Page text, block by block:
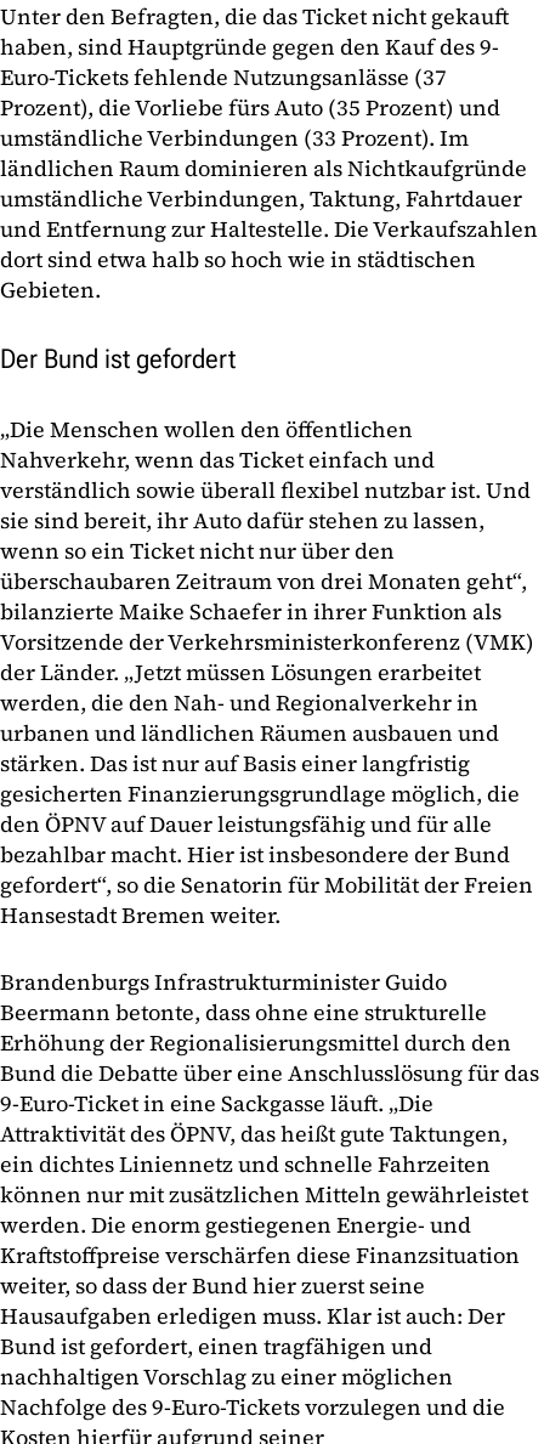
Unter den Befragten, die das Ticket nicht gekauft
haben, sind Hauptgründe gegen den Kauf des 9-
Euro-Tickets fehlende Nutzungsanlässe (37
Prozent), die Vorliebe fürs Auto (35 Prozent) und
umständliche Verbindungen (33 Prozent). Im
ländlichen Raum dominieren als Nichtkaufgründe
umständliche Verbindungen, Taktung, Fahrtdauer
und Entfernung zur Haltestelle. Die Verkaufszahlen
dort sind etwa halb so hoch wie in städtischen
Gebieten.
Der Bund ist gefordert
„Die Menschen wollen den öffentlichen
Nahverkehr, wenn das Ticket einfach und
verständlich sowie überall flexibel nutzbar ist. Und
sie sind bereit, ihr Auto dafür stehen zu lassen,
wenn so ein Ticket nicht nur über den
überschaubaren Zeitraum von drei Monaten geht“,
bilanzierte Maike Schaefer in ihrer Funktion als
Vorsitzende der Verkehrsministerkonferenz (VMK)
der Länder. „Jetzt müssen Lösungen erarbeitet
werden, die den Nah- und Regionalverkehr in
urbanen und ländlichen Räumen ausbauen und
stärken. Das ist nur auf Basis einer langfristig
gesicherten Finanzierungsgrundlage möglich, die
den ÖPNV auf Dauer leistungsfähig und für alle
bezahlbar macht. Hier ist insbesondere der Bund
gefordert“, so die Senatorin für Mobilität der Freien
Hansestadt Bremen weiter.
Brandenburgs Infrastrukturminister Guido
Beermann betonte, dass ohne eine strukturelle
Erhöhung der Regionalisierungsmittel durch den
Bund die Debatte über eine Anschlusslösung für das
9-Euro-Ticket in eine Sackgasse läuft. „Die
Attraktivität des ÖPNV, das heißt gute Taktungen,
ein dichtes Liniennetz und schnelle Fahrzeiten
können nur mit zusätzlichen Mitteln gewährleistet
werden. Die enorm gestiegenen Energie- und
Kraftstoffpreise verschärfen diese Finanzsituation
weiter, so dass der Bund hier zuerst seine
Hausaufgaben erledigen muss. Klar ist auch: Der
Bund ist gefordert, einen tragfähigen und
nachhaltigen Vorschlag zu einer möglichen
Nachfolge des 9-Euro-Tickets vorzulegen und die
Kosten hierfür aufgrund seiner